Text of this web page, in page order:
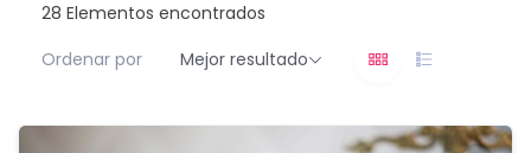
28 Elementos encontrados
Ordenar por
Mejor resultado